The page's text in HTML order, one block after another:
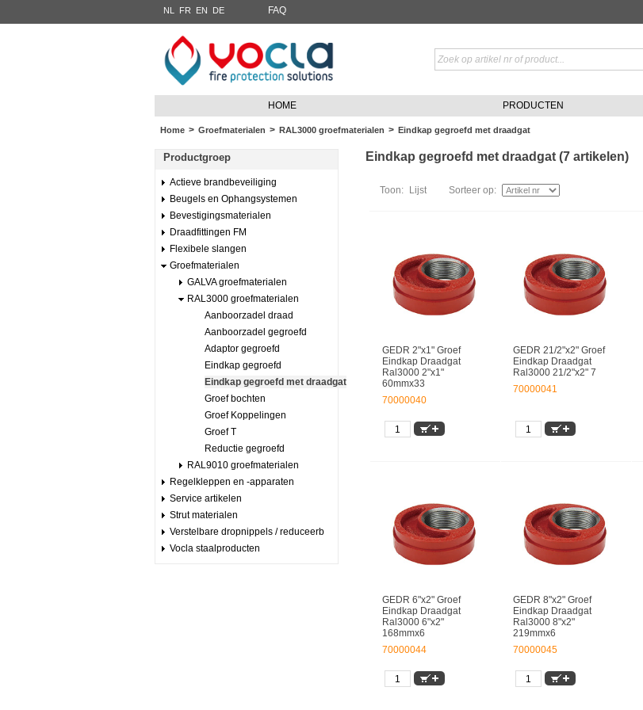
NL FR EN DE FAQ
HOME PRODUCTEN
Home > Groefmaterialen > RAL3000 groefmaterialen > Eindkap gegroefd met draadgat
Productgroep
Actieve brandbeveiliging
Beugels en Ophangsystemen
Bevestigingsmaterialen
Draadfittingen FM
Flexibele slangen
Groefmaterialen
GALVA groefmaterialen
RAL3000 groefmaterialen
Aanboorzadel draad
Aanboorzadel gegroefd
Adaptor gegroefd
Eindkap gegroefd
Eindkap gegroefd met draadgat
Groef bochten
Groef Koppelingen
Groef T
Reductie gegroefd
RAL9010 groefmaterialen
Regelkleppen en -apparaten
Service artikelen
Strut materialen
Verstelbare dropnippels / reduceerb
Vocla staalproducten
Eindkap gegroefd met draadgat (7 artikelen)
Toon: Lijst Sorteer op:
GEDR 2"x1" Groef
Eindkap Draadgat
Ral3000 2"x1"
60mmx33
70000040
GEDR 21/2"x2" Groef
Eindkap Draadgat
Ral3000 21/2"x2" 7
70000041
GEDR 6"x2" Groef
Eindkap Draadgat
Ral3000 6"x2"
168mmx6
70000044
GEDR 8"x2" Groef
Eindkap Draadgat
Ral3000 8"x2"
219mmx6
70000045